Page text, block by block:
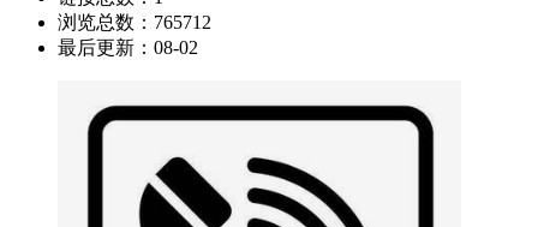
浏览总数： 765712
最后更新： 08-02